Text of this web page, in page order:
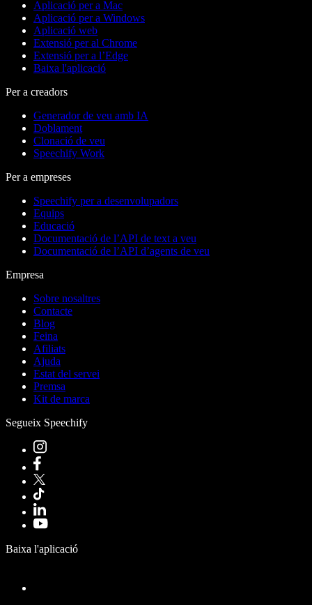
Aplicació per a Mac
Aplicació per a Windows
Aplicació web
Extensió per al Chrome
Extensió per a l’Edge
Baixa l'aplicació
Per a creadors
Generador de veu amb IA
Doblament
Clonació de veu
Speechify Work
Per a empreses
Speechify per a desenvolupadors
Equips
Educació
Documentació de l’API de text a veu
Documentació de l’API d’agents de veu
Empresa
Sobre nosaltres
Contacte
Blog
Feina
Afiliats
Ajuda
Estat del servei
Premsa
Kit de marca
Segueix Speechify
Baixa l'aplicació